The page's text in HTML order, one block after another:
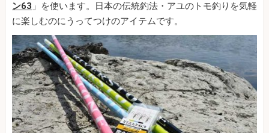
ン63 」を使います。日本の伝統釣法・アユのトモ釣りを気軽
に楽しむのにうってつけのアイテムです。